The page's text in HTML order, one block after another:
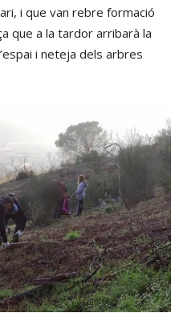
i que van rebre formació
que a la tardor arribarà la
i neteja dels arbres